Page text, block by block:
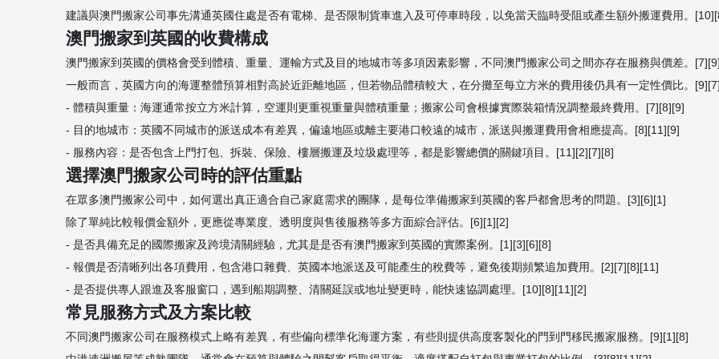
建議與澳門搬家公司事先溝通英國住處是否有電梯、是否限制貨車進入及可停車時段，以免當天臨時受阻或產生額外搬運費用。
澳門搬家到英國的收費構成
澳門搬家到英國的價格會受到體積、重量、運輸方式及目的地城市等多項因素影響，不同澳門搬家公司之間亦存在服務與價差。
一般而言，英國方向的海運整體預算相對高於近距離地區，但若物品體積較大，在分攤至每立方米的費用後仍具有一定性價比。
- 體積與重量：海運通常按立方米計算，空運則更重視重量與體積重量；搬家公司會根據實際裝箱情況調整最終費用。[7][8][9]
- 目的地城市：英國不同城市的派送成本有差異，偏遠地區或離主要港口較遠的城市，派送與搬運費用會相應提高。[8][11][9]
- 服務內容：是否包含上門打包、拆裝、保險、樓層搬運及垃圾處理等，都是影響總價的關鍵項目。[11][2][7][8]
選擇澳門搬家公司時的評估重點
在眾多澳門搬家公司中，如何選出真正適合自己家庭需求的團隊，是每位準備搬家到英國的客戶都會思考的問題。[3][6][1]
除了單純比較報價金額外，更應從專業度、透明度與售後服務等多方面綜合評估。[6][1][2]
- 是否具備充足的國際搬家及跨境清關經驗，尤其是是否有澳門搬家到英國的實際案例。[1][3][6][8]
- 報價是否清晰列出各項費用，包含港口雜費、英國本地派送及可能產生的稅費等，避免後期頻繁追加費用。[2][7][8][11]
- 是否提供專人跟進及客服窗口，遇到船期調整、清關延誤或地址變更時，能快速協調處理。[10][8][11][2]
常見服務方式及方案比較
不同澳門搬家公司在服務模式上略有差異，有些偏向標準化海運方案，有些則提供高度客製化的門到門移民搬家服務。[9][1][8]